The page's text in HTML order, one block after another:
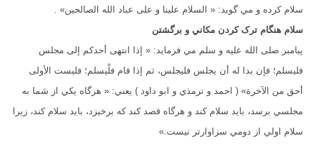
سلام کرده و مي گويد: « السلام علينا و على عباد الله الصالحين» .
سلام هنگام ترک کردن مکاني و برگشتن
پيامبر صلى الله عليه و سلم مي فرمايد: « إذا انتهى أحدكم إلى مجلس
فليسلم؛ فإن بدا له أن يجلس فليجلس، ثم إذا قام فلْيسلم؛ فليست الأولى
أحق من الآخرة» ( احمد و ترمذي و ابو داود ) يعني: « هرگاه يکي از شما به
مجلسي برسد، بايد سلام کند و هرگاه قصد کند که برخيزد، بايد سلام کند، زيرا
سلام اولي از دومي سزاوارتر نيست.»